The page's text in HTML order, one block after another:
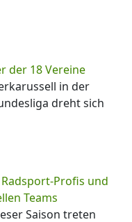
der 18 Vereine
in der
dreht sich
Profis und
Teams
Saison treten